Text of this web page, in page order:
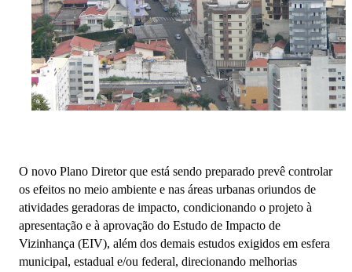
O novo Plano Diretor que está sendo preparado prevê controlar
os efeitos no meio ambiente e nas áreas urbanas oriundos de
atividades geradoras de impacto, condicionando o projeto à
apresentação e à aprovação do Estudo de Impacto de
Vizinhança (EIV), além dos demais estudos exigidos em esfera
municipal, estadual e/ou federal, direcionando melhorias